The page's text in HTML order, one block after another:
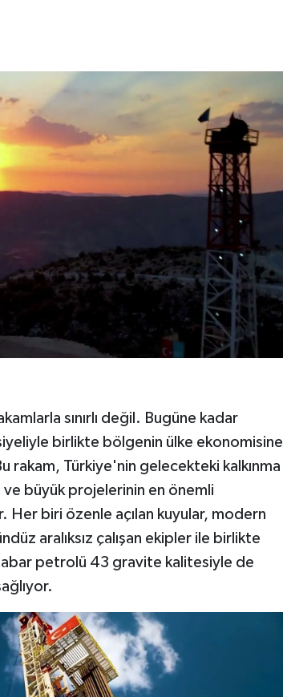
sınırlı değil. Bugüne kadar
birlikte bölgenin ülke ekonomisine
rakam, Türkiye'nin gelecekteki kalkınma
ve büyük projelerinin en önemli
Her biri özenle açılan kuyular, modern
aralıksız çalışan ekipler ile birlikte
petrolü 43 gravite kalitesiyle de